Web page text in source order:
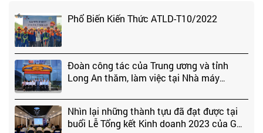
Phổ Biến Kiến Thức ATLD-T10/2022
Đoàn công tác của Trung ương và tỉnh
Long An thăm, làm việc tại Nhà máy
Nhìn lại những thành tựu đã đạt được tại
buổi Lễ Tổng kết Kinh doanh 2023 của GB